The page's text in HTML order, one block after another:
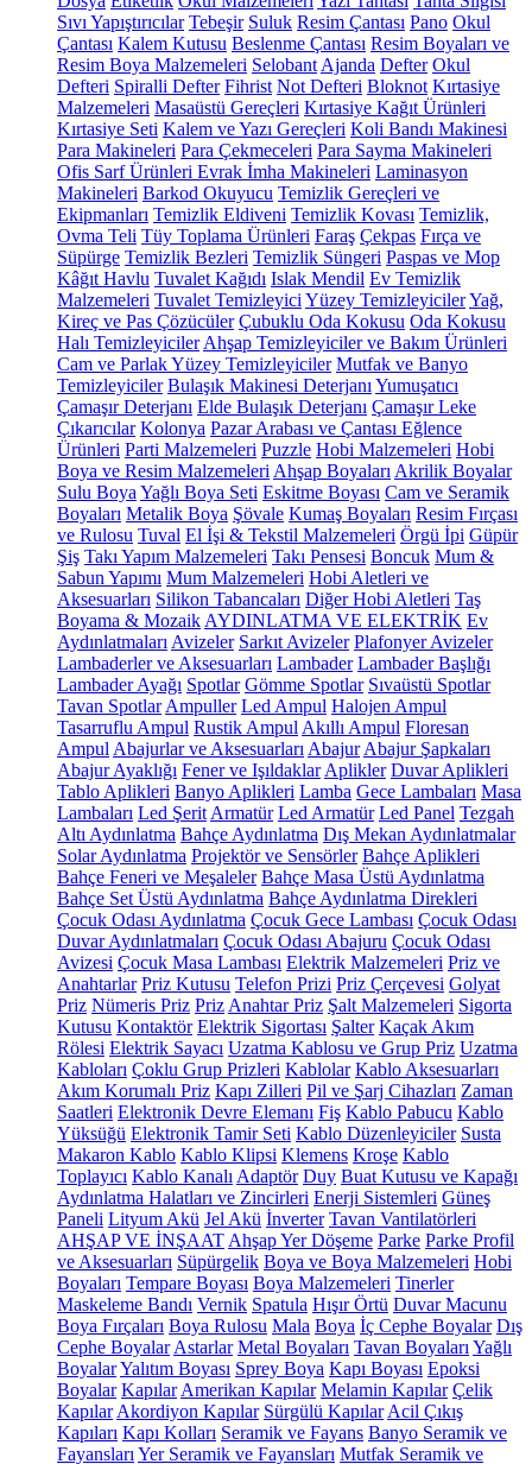
Sıvı Yapıştırıcılar Tebeşir Suluk Resim Çantası Pano Okul
Çantası Kalem Kutusu Beslenme Çantası Resim Boyaları ve
Resim Boya Malzemeleri Selobant Ajanda Defter Okul
Defteri Spiralli Defter Fihrist Not Defteri Bloknot Kırtasiye
Malzemeleri Masaüstü Gereçleri Kırtasiye Kağıt Ürünleri
Kırtasiye Seti Kalem ve Yazı Gereçleri Koli Bandı Makinesi
Para Makineleri Para Çekmeceleri Para Sayma Makineleri
Ofis Sarf Ürünleri Evrak İmha Makineleri Laminasyon
Makineleri Barkod Okuyucu Temizlik Gereçleri ve
Ekipmanları Temizlik Eldiveni Temizlik Kovası Temizlik,
Ovma Teli Tüy Toplama Ürünleri Faraş Çekpas Fırça ve
Süpürge Temizlik Bezleri Temizlik Süngeri Paspas ve Mop
Kâğıt Havlu Tuvalet Kağıdı Islak Mendil Ev Temizlik
Malzemeleri Tuvalet Temizleyici Yüzey TemizleyicilerYağ,
Kireç ve Pas Çözücüler Çubuklu Oda Kokusu Oda Kokusu
Halı Temizleyiciler Ahşap Temizleyiciler ve Bakım Ürünleri
Cam ve Parlak Yüzey Temizleyiciler Mutfak ve Banyo
Temizleyiciler Bulaşık Makinesi Deterjanı Yumuşatıcı
Çamaşır Deterjanı Elde Bulaşık Deterjanı Çamaşır Leke
Çıkarıcılar Kolonya Pazar Arabası ve Çantası Eğlence
Ürünleri Parti Malzemeleri Puzzle Hobi Malzemeleri Hobi
Boya ve Resim Malzemeleri Ahşap Boyaları Akrilik Boyalar
Sulu Boya Yağlı Boya Seti Eskitme Boyası Cam ve Seramik
Boyaları Metalik Boya Şövale Kumaş Boyaları Resim Fırçası
ve Rulosu Tuval El İşi & Tekstil Malzemeleri Örgü İpi Güpür
Şiş Takı Yapım Malzemeleri Takı Pensesi Boncuk Mum &
Sabun Yapımı Mum Malzemeleri Hobi Aletleri ve
Aksesuarları Silikon Tabancaları Diğer Hobi Aletleri Taş
Boyama & Mozaik AYDINLATMA VE ELEKTRİK Ev
Aydınlatmaları Avizeler Sarkıt Avizeler Plafonyer Avizeler
Lambaderler ve Aksesuarları Lambader Lambader Başlığı
Lambader Ayağı Spotlar Gömme Spotlar Sıvaüstü Spotlar
Tavan Spotlar Ampuller Led Ampul Halojen Ampul
Tasarruflu Ampul Rustik Ampul Akıllı Ampul Floresan
Ampul Abajurlar ve Aksesuarları Abajur Abajur Şapkaları
Abajur Ayaklığı Fener ve Işıldaklar Aplikler Duvar Aplikleri
Tablo Aplikleri Banyo Aplikleri Lamba Gece Lambaları Masa
Lambaları Led Şerit Armatür Led Armatür Led Panel Tezgah
Altı Aydınlatma Bahçe Aydınlatma Dış Mekan Aydınlatmalar
Solar Aydınlatma Projektör ve Sensörler Bahçe Aplikleri
Bahçe Feneri ve Meşaleler Bahçe Masa Üstü Aydınlatma
Bahçe Set Üstü Aydınlatma Bahçe Aydınlatma Direkleri
Çocuk Odası Aydınlatma Çocuk Gece Lambası Çocuk Odası
Duvar Aydınlatmaları Çocuk Odası Abajuru Çocuk Odası
Avizesi Çocuk Masa Lambası Elektrik Malzemeleri Priz ve
Anahtarlar Priz Kutusu Telefon Prizi Priz Çerçevesi Golyat
Priz Nümeris Priz Priz Anahtar Priz Şalt Malzemeleri Sigorta
Kutusu Kontaktör Elektrik Sigortası Şalter Kaçak Akım
Rölesi Elektrik Sayacı Uzatma Kablosu ve Grup Priz Uzatma
Kabloları Çoklu Grup Prizleri Kablolar Kablo Aksesuarları
Akım Korumalı Priz Kapı Zilleri Pil ve Şarj Cihazları Zaman
Saatleri Elektronik Devre Elemanı Fiş Kablo Pabucu Kablo
Yüksüğü Elektronik Tamir Seti Kablo Düzenleyiciler Susta
Makaron Kablo Kablo Klipsi Klemens Kroşe Kablo
Toplayıcı Kablo Kanalı Adaptör Duy Buat Kutusu ve Kapağı
Aydınlatma Halatları ve Zincirleri Enerji Sistemleri Güneş
Paneli Lityum Akü Jel Akü İnverter Tavan Vantilatörleri
AHŞAP VE İNŞAAT Ahşap Yer Döşeme Parke Parke Profil
ve Aksesuarları Süpürgelik Boya ve Boya Malzemeleri Hobi
Boyaları Tempare Boyası Boya Malzemeleri Tinerler
Maskeleme Bandı Vernik Spatula Hışır Örtü Duvar Macunu
Boya Fırçaları Boya Rulosu Mala Boya İç Cephe Boyalar Dış
Cephe Boyalar Astarlar Metal Boyaları Tavan Boyaları Yağlı
BoyalarYalıtım Boyası Sprey Boya Kapı Boyası Epoksi
Boyalar Kapılar Amerikan Kapılar Melamin Kapılar Çelik
Kapılar Akordiyon Kapılar Sürgülü Kapılar Acil Çıkış
Kapıları Kapı Kolları Seramik ve Fayans Banyo Seramik ve
Fayansları Yer Seramik ve Fayansları Mutfak Seramik ve